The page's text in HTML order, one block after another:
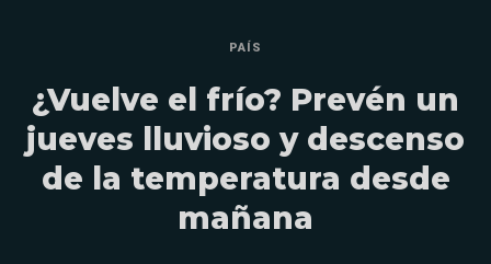
PAÍS
¿Vuelve el frío? Prevén un
jueves lluvioso y descenso
de la temperatura desde
mañana